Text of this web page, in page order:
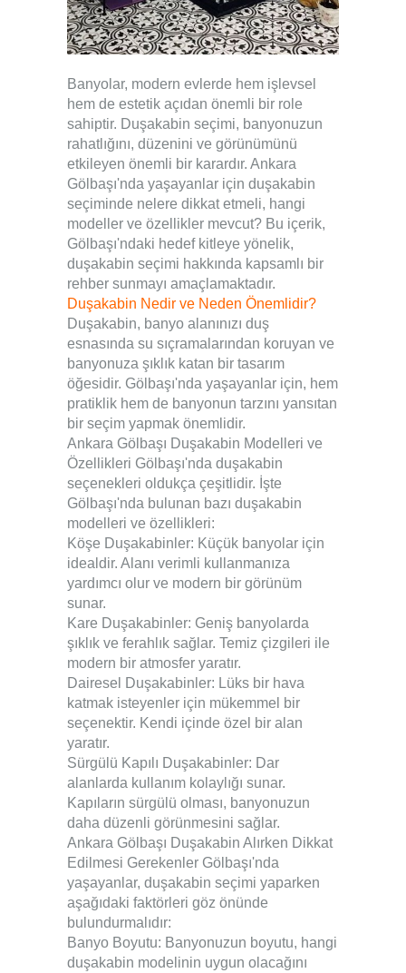
Banyolar, modern evlerde hem işlevsel
hem de estetik açıdan önemli bir role
sahiptir. Duşakabin seçimi, banyonuzun
rahatlığını, düzenini ve görünümünü
etkileyen önemli bir karardır. Ankara
Gölbaşı'nda yaşayanlar için duşakabin
seçiminde nelere dikkat etmeli, hangi
modeller ve özellikler mevcut? Bu içerik,
Gölbaşı'ndaki hedef kitleye yönelik,
duşakabin seçimi hakkında kapsamlı bir
rehber sunmayı amaçlamaktadır.
Duşakabin Nedir ve Neden Önemlidir?
Duşakabin, banyo alanınızı duş
esnasında su sıçramalarından koruyan ve
banyonuza şıklık katan bir tasarım
öğesidir. Gölbaşı'nda yaşayanlar için, hem
pratiklik hem de banyonun tarzını yansıtan
bir seçim yapmak önemlidir.
Ankara Gölbaşı Duşakabin Modelleri ve
Özellikleri Gölbaşı'nda duşakabin
seçenekleri oldukça çeşitlidir. İşte
Gölbaşı'nda bulunan bazı duşakabin
modelleri ve özellikleri:
Köşe Duşakabinler: Küçük banyolar için
idealdir. Alanı verimli kullanmanıza
yardımcı olur ve modern bir görünüm
sunar.
Kare Duşakabinler: Geniş banyolarda
şıklık ve ferahlık sağlar. Temiz çizgileri ile
modern bir atmosfer yaratır.
Dairesel Duşakabinler: Lüks bir hava
katmak isteyenler için mükemmel bir
seçenektir. Kendi içinde özel bir alan
yaratır.
Sürgülü Kapılı Duşakabinler: Dar
alanlarda kullanım kolaylığı sunar.
Kapıların sürgülü olması, banyonuzun
daha düzenli görünmesini sağlar.
Ankara Gölbaşı Duşakabin Alırken Dikkat
Edilmesi Gerekenler Gölbaşı'nda
yaşayanlar, duşakabin seçimi yaparken
aşağıdaki faktörleri göz önünde
bulundurmalıdır:
Banyo Boyutu: Banyonuzun boyutu, hangi
duşakabin modelinin uygun olacağını